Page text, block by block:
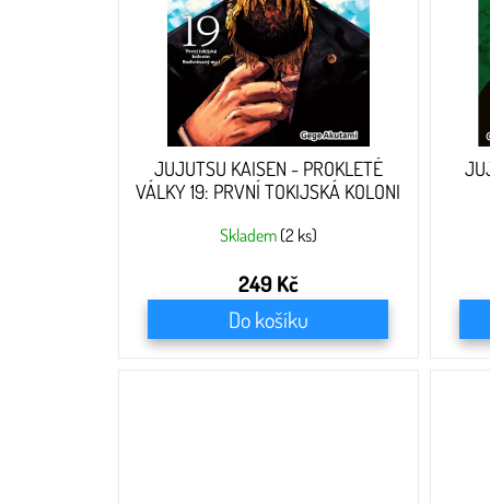
JUJUTSU KAISEN - PROKLETÉ
VÁLKY 19: PRVNÍ TOKIJSKÁ KOLONI
Skladem (2 ks)
249 Kč
Do košíku